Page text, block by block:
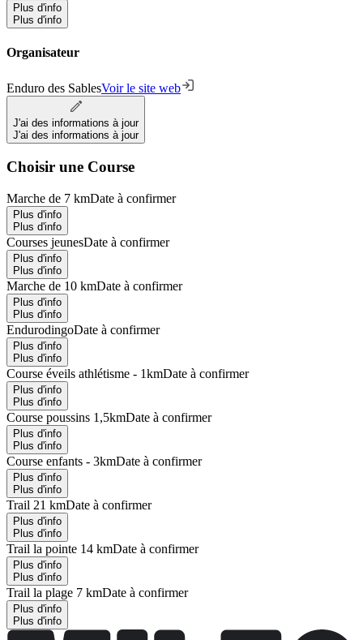
Plus d'info
Plus d'info
Organisateur
Enduro des SablesVoir le site web
J'ai des informations à jour
J'ai des informations à jour
Choisir une Course
Marche de 7 kmDate à confirmer
Plus d'info
Plus d'info
Courses jeunesDate à confirmer
Plus d'info
Plus d'info
Marche de 10 kmDate à confirmer
Plus d'info
Plus d'info
EndurodingoDate à confirmer
Plus d'info
Plus d'info
Course éveils athlétisme - 1kmDate à confirmer
Plus d'info
Plus d'info
Course poussins 1,5kmDate à confirmer
Plus d'info
Plus d'info
Course enfants - 3kmDate à confirmer
Plus d'info
Plus d'info
Trail 21 kmDate à confirmer
Plus d'info
Plus d'info
Trail la pointe 14 kmDate à confirmer
Plus d'info
Plus d'info
Trail la plage 7 kmDate à confirmer
Plus d'info
Plus d'info